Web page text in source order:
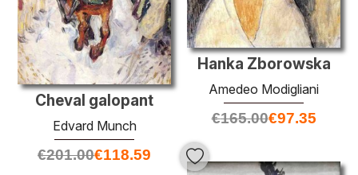
Hanka Zborowska
Amedeo Modigliani
€165.00€97.35
Cheval galopant
Edvard Munch
€201.00€118.59